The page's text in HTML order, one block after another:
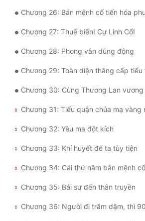
Truyện Nam
Truyện Nữ
Vô Địch Lưu
Xây Dựng Thế Lực
Đam Mỹ
Đẹp Hiệp
Chương 26: Bản mệnh cổ tiến hóa
Chương 27: Thuế biến! Cự Linh Cổ!
Chương 28: Phong vân dũng động
Chương 29: Toàn diện thăng cấp tiểu
Chương 30: Cùng Thương Lan
Chương 31: Tiểu quận chúa mạ vàng
Chương 32: Yêu ma đột kích
Chương 33: Khí huyết để ta tùy tiện
Chương 34: Cái thứ năm bản mệnh cổ
Chương 35: Bái sư đến thân truyền